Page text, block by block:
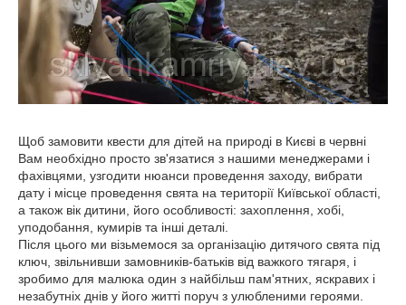
Щоб замовити квести для дітей на природі в Києві в червні
Вам необхідно просто зв'язатися з нашими менеджерами і
фахівцями, узгодити нюанси проведення заходу, вибрати
дату і місце проведення свята на території Київської області,
а також вік дитини, його особливості: захоплення, хобі,
уподобання, кумирів та інші деталі.
Після цього ми візьмемося за організацію дитячого свята під
ключ, звільнивши замовників-батьків від важкого тягаря, і
зробимо для малюка один з найбільш пам'ятних, яскравих і
незабутніх днів у його житті поруч з улюбленими героями.